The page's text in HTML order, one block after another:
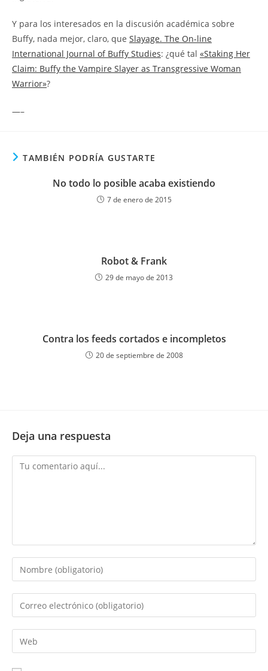
Y para los interesados en la discusión académica sobre
Buffy, nada mejor, claro, que Slayage. The On-line
International Journal of Buffy Studies: ¿qué tal «Staking Her
Claim: Buffy the Vampire Slayer as Transgressive Woman
Warrior»?
—–
TAMBIÉN PODRÍA GUSTARTE
No todo lo posible acaba existiendo
7 de enero de 2015
Robot & Frank
29 de mayo de 2013
Contra los feeds cortados e incompletos
20 de septiembre de 2008
Deja una respuesta
Comentario
Introduce
tu
nombre
de
usuario
Introduce
tu
dirección
de
Introduce
la
URL